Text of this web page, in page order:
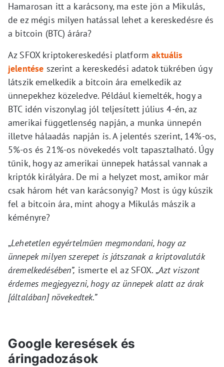
Hamarosan itt a karácsony, ma este jön a Mikulás,
de ez mégis milyen hatással lehet a kereskedésre és
a bitcoin (BTC) árára?
Az SFOX kriptokereskedési platformaktuális
jelentése szerint a kereskedési adatok tükrében úgy
látszik emelkedik a bitcoin ára emelkedik az
ünnepekhez közeledve. Például kiemelték, hogy a
BTC idén viszonylag jól teljesített július 4-én, az
amerikai függetlenség napján, a munka ünnepén
illetve hálaadás napján is. A jelentés szerint, 14%-os,
5%-os és 21%-os növekedés volt tapasztalható. Úgy
tűnik, hogy az amerikai ünnepek hatással vannak a
kriptók királyára. De mi a helyzet most, amikor már
csak három hét van karácsonyig? Most is úgy kúszik
fel a bitcoin ára, mint ahogy a Mikulás mászik a
kéményre?
„Lehetetlen egyértelműen megmondani, hogy az
ünnepek milyen szerepet is játszanak a kriptovaluták
áremelkedésében”, ismerte el az SFOX. „Azt viszont
érdemes megjegyezni, hogy az ünnepek alatt az árak
[általában] növekedtek.”
Google keresések és
áringadozások